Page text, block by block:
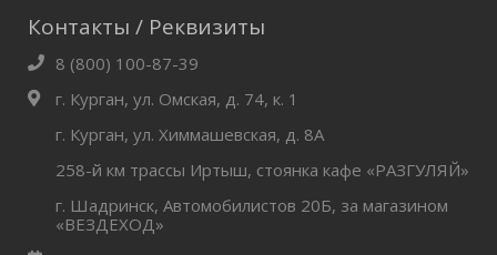
Контакты / Реквизиты
8 (800) 100-87-39
г. Курган, ул. Омская, д. 74, к. 1
г. Курган, ул. Химмашевская, д. 8А
258-й км трассы Иртыш, стоянка кафе «РАЗГУЛЯЙ»
г. Шадринск, Автомобилистов 20Б, за магазином
«ВЕЗДЕХОД»